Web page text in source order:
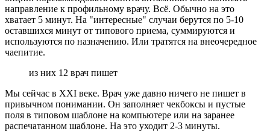
направление к профильному врачу. Всё. Обычно на это
хватает 5 минут. На "интересные" случаи берутся по 5-10
оставшихся минут от типового приема, суммируются и
используются по назначению. Или тратятся на внеочередное
чаепитие.
из них 12 врач пишет
Мы сейчас в XXI веке. Врач уже давно ничего не пишет в
привычном понимании. Он заполняет чекбоксы и пустые
поля в типовом шаблоне на компьютере или на заранее
распечатанном шаблоне. На это уходит 2-3 минуты.